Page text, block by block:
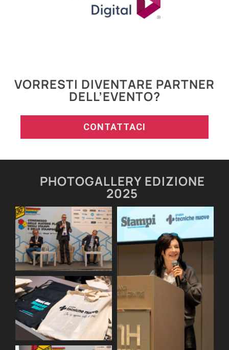
VORRESTI DIVENTARE PARTNER
DELL’EVENTO?
CONTATTACI
PHOTOGALLERY EDIZIONE
2025